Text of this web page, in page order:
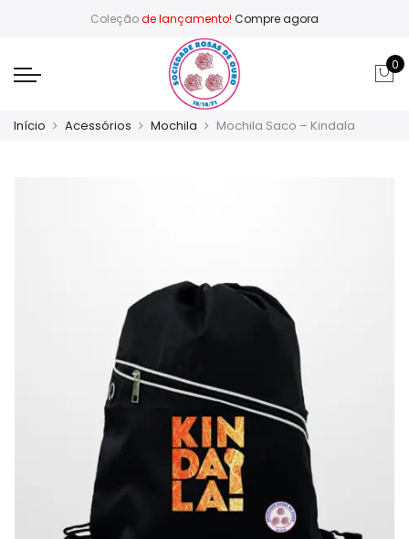
Coleçãode lançamento! Compre agora
0
Início Acessórios Mochila Mochila Saco – Kindala